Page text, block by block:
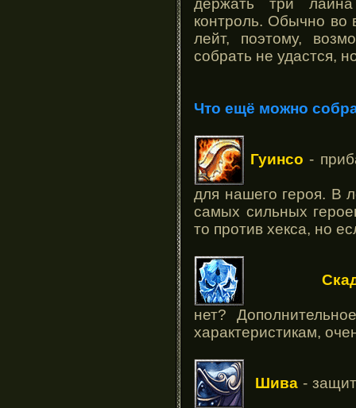
контроль. Обычно во
лейт, поэтому,
собрать не удастся,
Что ещё можно
Гуинсо-
для нашего героя. В
самых сильных
то против хекса, но
нет?
характеристикам,
Шива -